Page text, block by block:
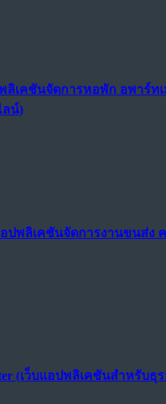
พลิเคชันจัดการหอพัก อพาร์ท
ลน์)
อปพลิเคชันจัดการงานขนส่ง
(เว็บแอปพลิเคชันสำหรับธุ